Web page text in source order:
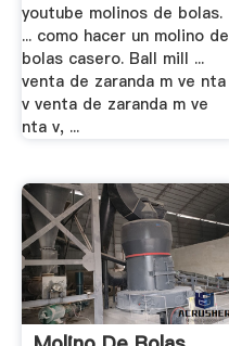
youtube molinos de bolas.
... como hacer un molino de
bolas casero. Ball mill ...
venta de zaranda m ve nta
v venta de zaranda m ve
nta v, ...